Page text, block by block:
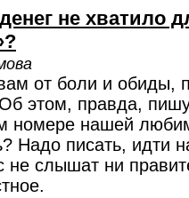
не хватило
от боли и обиды,
этом, правда,
номере нашей
Надо писать, идти
не слышат ни